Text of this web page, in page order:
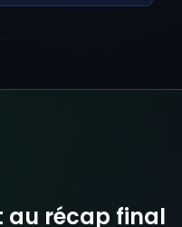
au récap final